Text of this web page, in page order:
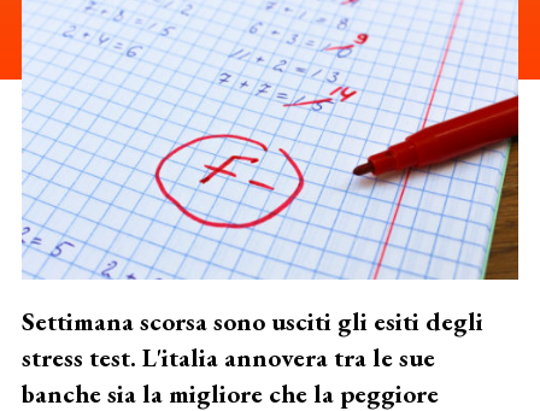
Settimana scorsa sono usciti gli esiti degli
stress test. L'italia annovera tra le sue
banche sia la migliore che la peggiore